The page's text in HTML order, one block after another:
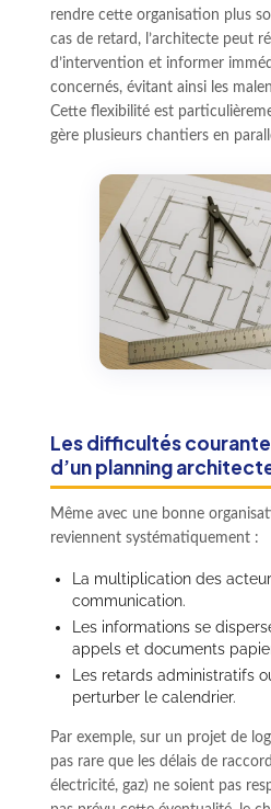
rendre cette organisation plus
cas de retard, l’architecte peut
d’intervention et informer
concernés, évitant ainsi les
Cette flexibilité est
gère plusieurs chantiers en
Les difficultés
d’un planning
Même avec une bonne
reviennent systématiquement :
La multiplication des
communication.
Les informations se
appels et documents
Les retards administratifs
perturber le calendrier.
Par exemple, sur un projet de
pas rare que les délais de
électricité, gaz) ne soient pas